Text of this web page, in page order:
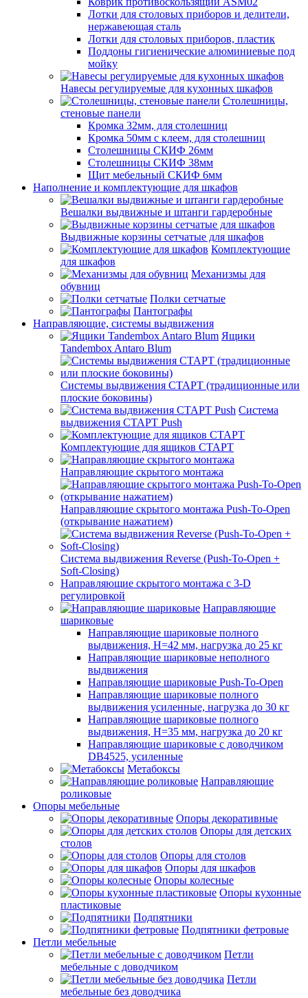
Лотки для столовых приборов и делители,
нержавеющая сталь
Лотки для столовых приборов, пластик
Поддоны гигиенические алюминиевые под
мойку
Навесы регулируемые для кухонных шкафов
Столешницы,
стеновые панели
Кромка 32мм, для столешниц
Кромка 50мм с клеем, для столешниц
Столешницы СКИФ 26мм
Столешницы СКИФ 38мм
Щит мебельный СКИФ 6мм
Наполнение и комплектующие для шкафов
Вешалки выдвижные и штанги гардеробные
Выдвижные корзины сетчатые для шкафов
Комплектующие
для шкафов
Механизмы для
обувниц
Полки сетчатые
Пантографы
Направляющие, системы выдвижения
Ящики
Tandembox Antaro Blum
Системы выдвижения СТАРТ (традиционные или
плоские боковины)
Система
выдвижения СТАРТ Push
Комплектующие для ящиков СТАРТ
Направляющие скрытого монтажа
Направляющие скрытого монтажа Push-To-Open
(открывание нажатием)
Система выдвижения Reverse (Push-To-Open +
Soft-Closing)
Направляющие скрытого монтажа с 3-D
регулировкой
Направляющие
шариковые
Направляющие шариковые полного
выдвижения, H=42 мм, нагрузка до 25 кг
Направляющие шариковые неполного
выдвижения
Направляющие шариковые Push-To-Open
Направляющие шариковые полного
выдвижения усиленные, нагрузка до 30 кг
Направляющие шариковые полного
выдвижения, H=35 мм, нагрузка до 20 кг
Направляющие шариковые с доводчиком
DB4525, усиленные
Метабоксы
Направляющие
роликовые
Опоры мебельные
Опоры декоративные
Опоры для детских
столов
Опоры для столов
Опоры для шкафов
Опоры колесные
Опоры кухонные
пластиковые
Подпятники
Подпятники фетровые
Петли мебельные
Петли
мебельные с доводчиком
Петли
мебельные без доводчика